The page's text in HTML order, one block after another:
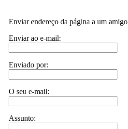
Enviar endereço da página a um amigo
Enviar ao e-mail:
Enviado por:
O seu e-mail:
Assunto: